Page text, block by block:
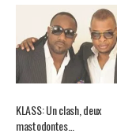
KLASS: Un clash, deux
mastodontes…